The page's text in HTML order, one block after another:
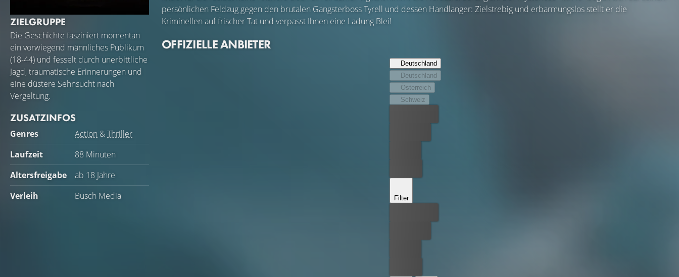
ZIELGRUPPE
Die Geschichte fasziniert momentan
ein vorwiegend männliches Publikum
(18-44) und fesselt durch unerbittliche
Jagd, traumatische Erinnerungen und
eine düstere Sehnsucht nach
Vergeltung.
ZUSATZINFOS
Genres Action &Thriller
Laufzeit
88 Minuten
Altersfreigabe
ab 18 Jahre
Verleih
Busch Media
persönlichen Feldzug gegen den brutalen Gangsterboss Tyrell und dessen Handlanger: Zielstrebig und erbarmungslos stellt er die
Kriminellen auf frischer Tat und verpasst Ihnen eine Ladung Blei!
OFFIZIELLE ANBIETER
Deutschland
Deutschland
Österreich
Schweiz
Filter